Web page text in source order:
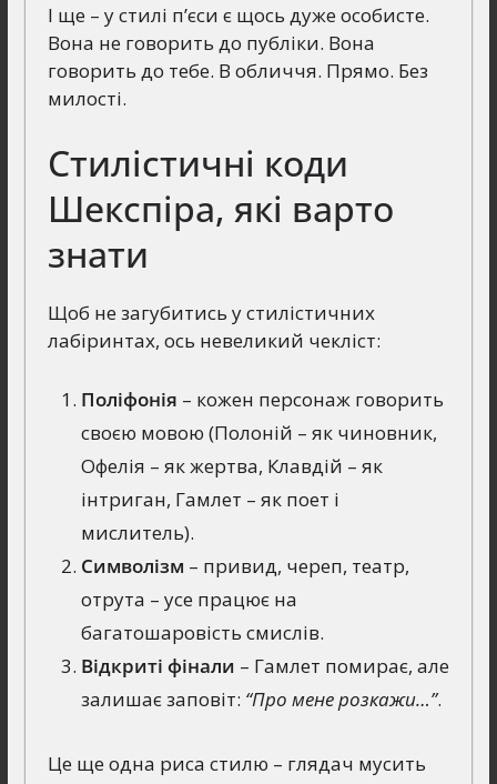
І ще – у стилі п’єси є щось дуже особисте.
Вона не говорить до публіки. Вона
говорить до тебе. В обличчя. Прямо. Без
милості.
Стилістичні коди
Шекспіра, які варто
знати
Щоб не загубитись у стилістичних
лабіринтах, ось невеликий чекліст:
Поліфонія – кожен персонаж говорить
своєю мовою (Полоній – як чиновник,
Офелія – як жертва, Клавдій – як
інтриган, Гамлет – як поет і
мислитель).
Символізм – привид, череп, театр,
отрута – усе працює на
багатошаровість смислів.
Відкриті фінали – Гамлет помирає, але
залишає заповіт: “Про мене розкажи…”.
Це ще одна риса стилю – глядач мусить